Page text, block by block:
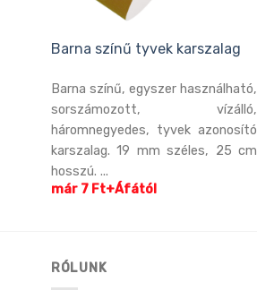
Barna színű tyvek karszalag
Barna színű, egyszer használható,
sorszámozott, vízálló,
háromnegyedes, tyvek azonosító
karszalag. 19 mm széles, 25 cm
hosszú. ...
már 7 Ft+Áfától
RÓLUNK